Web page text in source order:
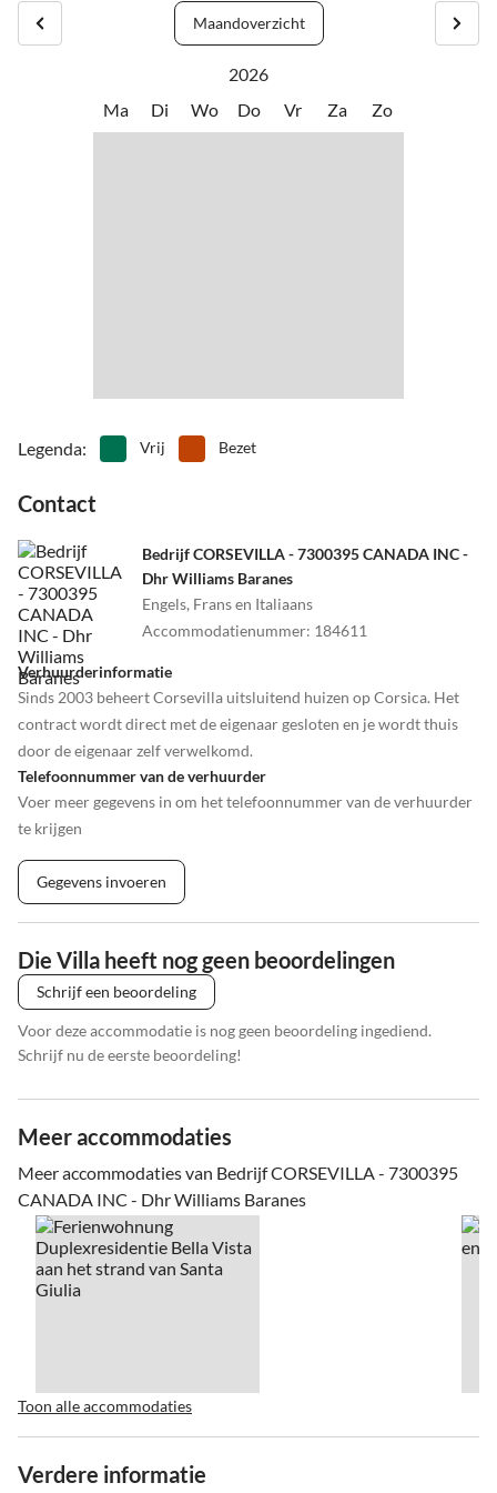
Bioscoop en bowling op 2,5 km afstand.
Maandoverzicht
2026
Ma
Di Wo Do Vr Za Zo
Legenda: Vrij Bezet
Contact
Bedrijf CORSEVILLA - 7300395 CANADA INC -
Dhr Williams Baranes
Engels, Frans en Italiaans
Accommodatienummer: 184611
Verhuurderinformatie
Sinds 2003 beheert Corsevilla uitsluitend huizen op Corsica. Het
contract wordt direct met de eigenaar gesloten en je wordt thuis
door de eigenaar zelf verwelkomd.
Telefoonnummer van de verhuurder
Voer meer gegevens in om het telefoonnummer van de verhuurder
te krijgen
Gegevens invoeren
Die Villa heeft nog geen beoordelingen
Schrijf een beoordeling
Voor deze accommodatie is nog geen beoordeling ingediend.
Schrijf nu de eerste beoordeling!
Meer accommodaties
Meer accommodaties van Bedrijf CORSEVILLA - 7300395
CANADA INC - Dhr Williams Baranes
Toon alle accommodaties
Verdere informatie